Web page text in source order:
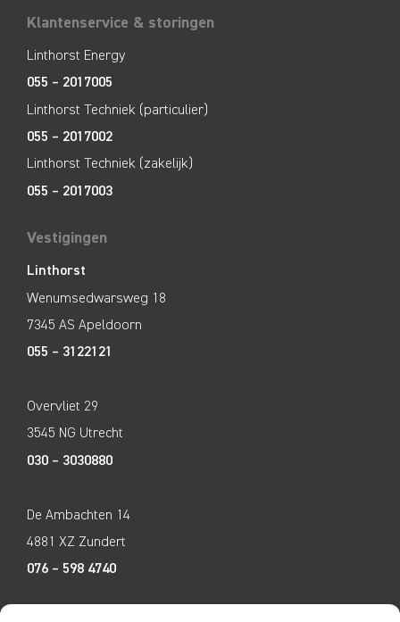
Klantenservice & storingen
Linthorst Energy
055 – 2017005
Linthorst Techniek (particulier)
055 – 2017002
Linthorst Techniek (zakelijk)
055 – 2017003
Vestigingen
Linthorst
Wenumsedwarsweg 18
7345 AS Apeldoorn
055 – 3122121
Overvliet 29
3545 NG Utrecht
030 – 3030880
De Ambachten 14
4881 XZ Zundert
076 – 598 4740